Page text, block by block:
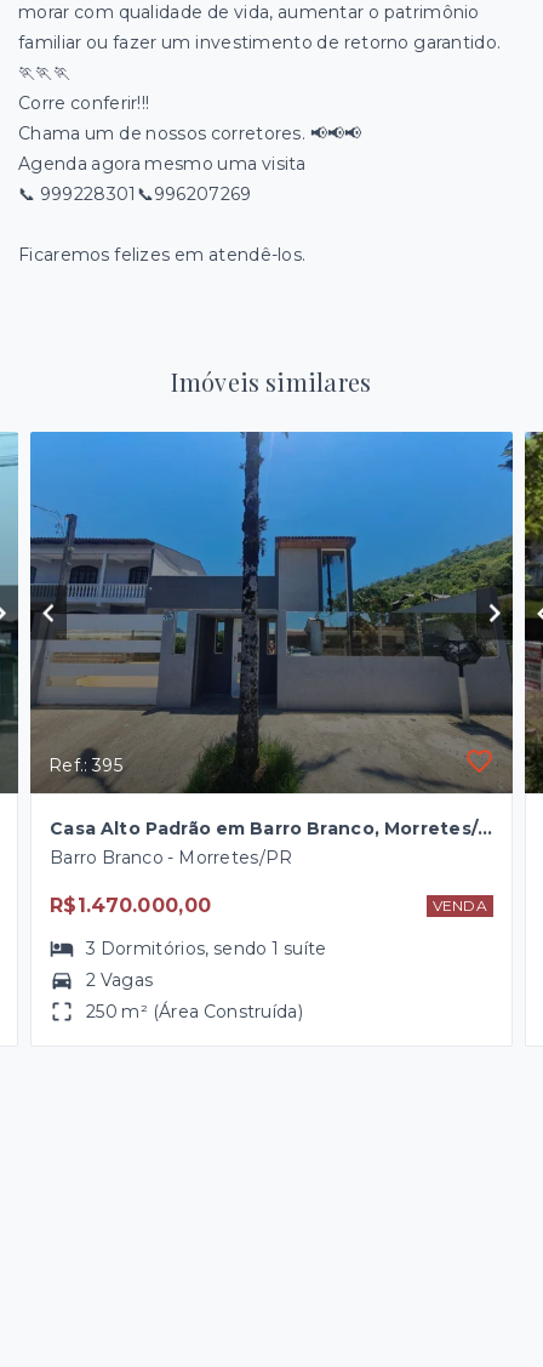
morar com qualidade de vida, aumentar o patrimônio
familiar ou fazer um investimento de retorno garantido.
🏃🏃🏃
Corre conferir!!!
Chama um de nossos corretores. 📢📢📢
Agenda agora mesmo uma visita
📞 999228301📞996207269
Ficaremos felizes em atendê-los.
Imóveis similares
Ref.: 395
Casa Alto Padrão em Barro Branco, Morretes/PR
Barro Branco - Morretes/PR
R$1.470.000,00 VENDA
3 Dormitórios, sendo1 suíte
2 Vagas
250 m² (Área Construída)